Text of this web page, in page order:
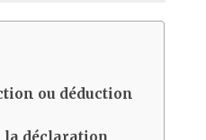
ou déduction
déclaration